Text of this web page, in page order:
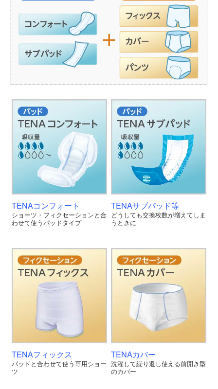
TENAコンフォート
ショーツ・フィクセーションと合
わせて使うパッドタイプ
TENAサブパッド等
どうしても交換枚数が増えてしま
うときに
TENAフィックス
パッドと合わせて使う専用ショー
ツ
TENAカバー
洗濯して繰り返し使える前開き型
のカバー